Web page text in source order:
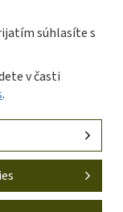
kvality
súhlasíte s
v časti
.